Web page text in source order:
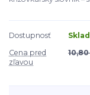
Dostupnosť
Cena pred
zľavou